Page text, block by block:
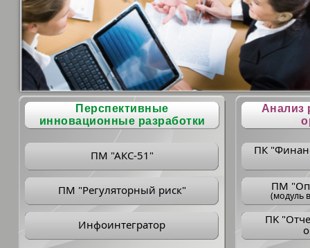
Перспективные
инновационные разработки
ПМ "АКС-51"
ПМ "Регуляторный риск"
Инфоинтегратор
Анализ
ПК
ПM
(модуль
ПK